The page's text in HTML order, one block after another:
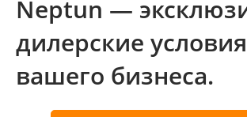
Neptun —
дилерские
вашего бизнеса.